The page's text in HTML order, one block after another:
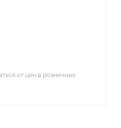
от цен в розничных